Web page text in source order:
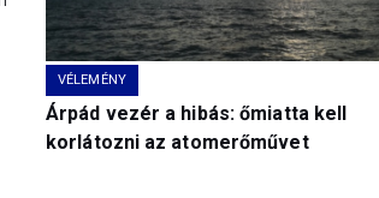
VÉLEMÉNY
Árpád vezér a hibás: őmiatta kell
korlátozni az atomerőművet